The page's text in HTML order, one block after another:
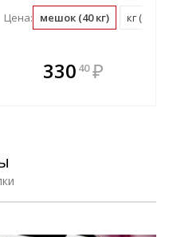
В комплекте
выгоднее!
Цена: мешок (40 кг) кг (0.03
330 40 ₽